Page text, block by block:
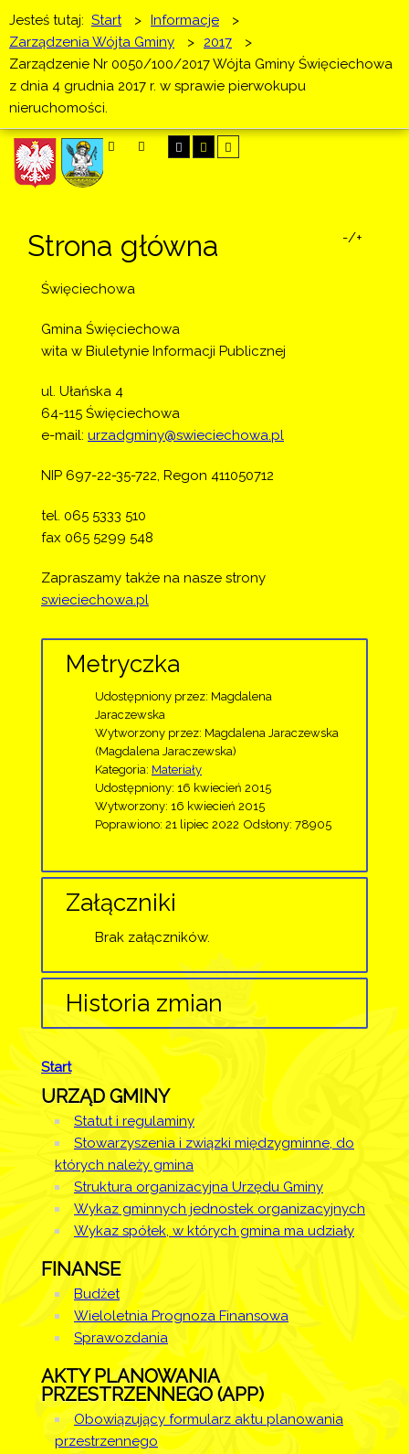
Jesteś tutaj: Start > Informacje
>
Zarządzenia Wójta Gminy
> 2017
>
Zarządzenie Nr 0050/100/2017 Wójta Gminy Święciechowa
z dnia 4 grudnia 2017 r. w sprawie pierwokupu
nieruchomości.
Strona główna -/+
Święciechowa
Gmina Święciechowa
wita w Biuletynie Informacji Publicznej
ul. Ułańska 4
64-115 Święciechowa
e-mail: urzadgminy@swieciechowa.pl
NIP 697-22-35-722, Regon 411050712
tel. 065 5333 510
fax 065 5299 548
Zapraszamy także na nasze strony
swieciechowa.pl
Metryczka
Udostępniony przez: Magdalena
Jaraczewska
Wytworzony przez: Magdalena Jaraczewska
(Magdalena Jaraczewska)
Kategoria: Materiały
Udostępniony: 16 kwiecień 2015
Wytworzony: 16 kwiecień 2015
Poprawiono: 21 lipiec 2022 Odsłony: 78905
Załączniki
Brak załączników.
Historia zmian
Opis zmian Osoba
został
utworzony.
poniedziałek,
16 maj 2016
00:48
Artykuł
został
zmieniony.
listopad 2016
08:03
Administrator
Strony
został
zmieniony.
Administrator
Strony
Artykuł
został
zmieniony.
czwartek,
21 lipiec 2022
09:00
Administrator
Strony
Start
URZĄD GMINY
Statut i regulaminy
Stowarzyszenia i związki międzygminne, do
których należy gmina
Struktura organizacyjna Urzędu Gminy
Wykaz gminnych jednostek organizacyjnych
Wykaz spółek, w których gmina ma udziały
FINANSE
Budżet
Wieloletnia Prognoza Finansowa
Sprawozdania
AKTY PLANOWANIA
PRZESTRZENNEGO (APP)
Obowiązujący formularz aktu planowania
przestrzennego